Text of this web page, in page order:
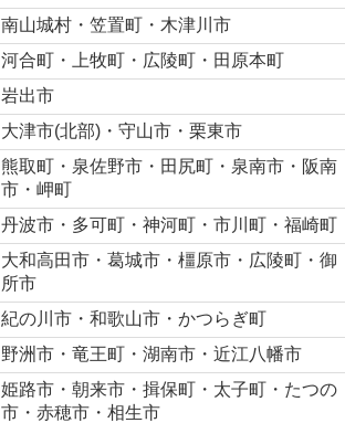
南山城村・笠置町・木津川市
河合町・上牧町・広陵町・田原本町
岩出市
大津市(北部)・守山市・栗東市
熊取町・泉佐野市・田尻町・泉南市・阪南
市・岬町
丹波市・多可町・神河町・市川町・福崎町
大和高田市・葛城市・橿原市・広陵町・御
所市
紀の川市・和歌山市・かつらぎ町
野洲市・竜王町・湖南市・近江八幡市
姫路市・朝来市・揖保町・太子町・たつの
市・赤穂市・相生市